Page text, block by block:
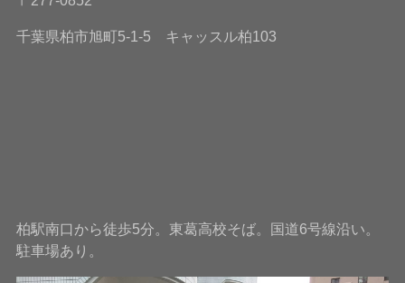
千葉県柏市旭町5-1-5 キャッスル柏103
柏駅南口から徒歩5分。東葛高校そば。国道6号線沿い。
駐車場あり。